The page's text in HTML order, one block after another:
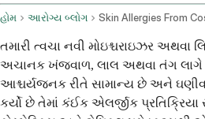
હોમ આરોગ્ય બ્લોગ
તમારી ત્વચા નવી મોઇશ્ચરાઇઝર અથવા
અચાનક ખંજવાળ, લાલ અથવા તંગ લાગે
આશ્ચર્યજનક રીતે સામાન્ય છે અને
કર્યો છે તેમાં કંઈક એલર્જીક પ્રતિક્રિયા